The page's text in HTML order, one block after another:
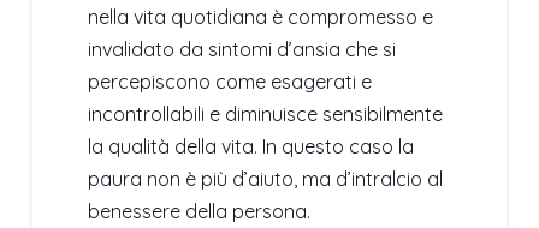
nella vita quotidiana è compromesso e
invalidato da sintomi d’ansia che si
percepiscono come esagerati e
incontrollabili e diminuisce sensibilmente
la qualità della vita. In questo caso la
paura non è più d’aiuto, ma d’intralcio al
benessere della persona.